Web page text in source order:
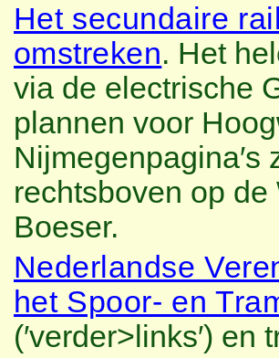
Het secundaire
omstreken. Het
via de electrische
plannen voor
rechtsboven op de
Boeser.
Nederlandse
het Spoor- en
(′verder>links′)